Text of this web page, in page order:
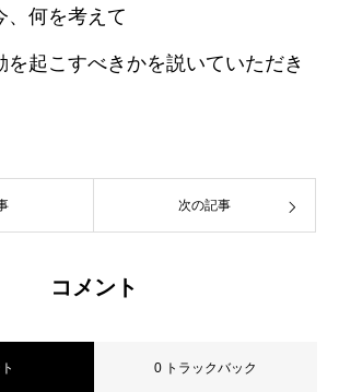
、何を考えて
起こすべきかを説いていただき
次の記事
コメント
0 トラックバック